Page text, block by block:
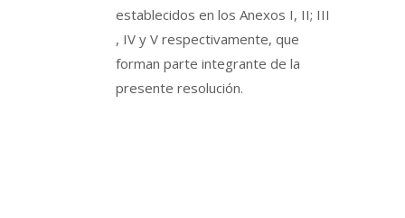
establecidos en los Anexos I, II; III
, IV y V respectivamente, que
forman parte integrante de la
presente resolución.